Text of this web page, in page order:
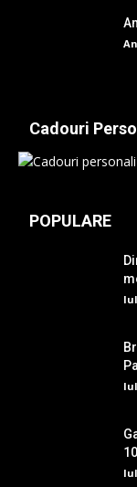
Cadouri
POPULARE